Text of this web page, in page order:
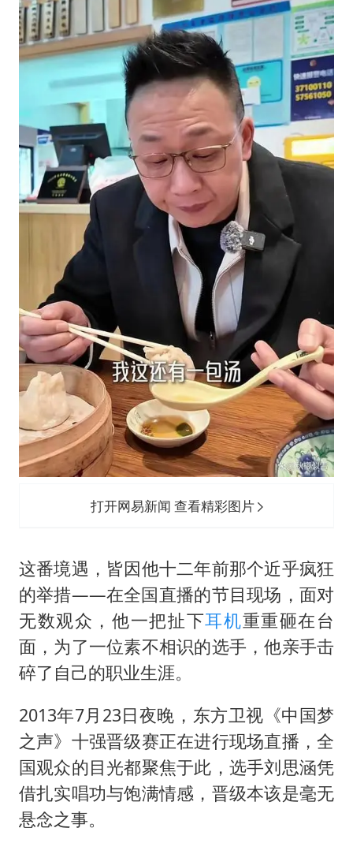
打开网易新闻 查看精彩图片
这番境遇，皆因他十二年前那个近乎疯狂
的举措——在全国直播的节目现场，面对
无数观众，他一把扯下耳机重重砸在台
面，为了一位素不相识的选手，他亲手击
碎了自己的职业生涯。
2013年7月23日夜晚，东方卫视《中国梦
之声》十强晋级赛正在进行现场直播，全
国观众的目光都聚焦于此，选手刘思涵凭
借扎实唱功与饱满情感，晋级本该是毫无
悬念之事。